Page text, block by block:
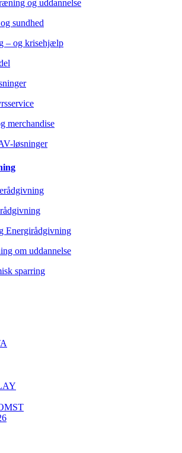
og uddannelse
sundhed
– og krisehjælp
merchandise
løsninger
Energirådgivning
om uddannelse
sparring